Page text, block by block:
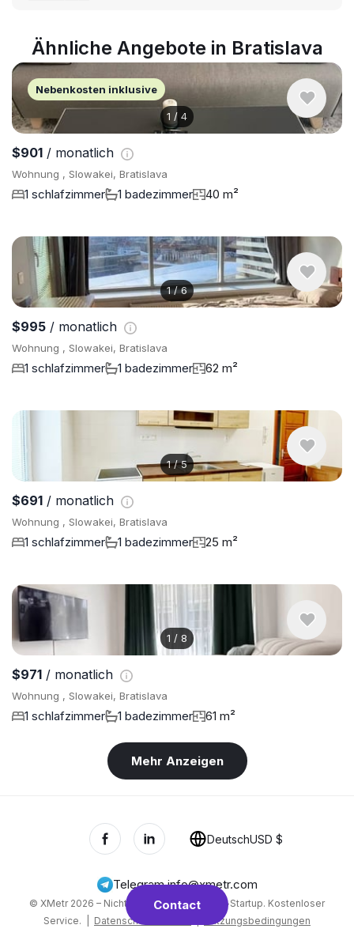
Ähnliche Angebote in Bratislava
1 / 4
Nebenkosten inklusive
$901 / monatlich
Wohnung , Slowakei, Bratislava
1 schlafzimmer 1 badezimmer 40 m²
1/6
$995 / monatlich
Wohnung , Slowakei, Bratislava
1 schlafzimmer 1 badezimmer 62 m²
1/5
$691 / monatlich
Wohnung , Slowakei, Bratislava
1 schlafzimmer 1 badezimmer 25 m²
1 / 8
$971 / monatlich
Wohnung , Slowakei, Bratislava
1 schlafzimmer 1 badezimmer 61 m²
Mehr Anzeigen
Contact
Telegram,info@xmetr.com
© XMetr 2026 – Nicht-kommerzielles Beta-Startup. Kostenloser
Service. | Datenschutzrichtlinie Nutzungsbedingungen
DeutschUSD $